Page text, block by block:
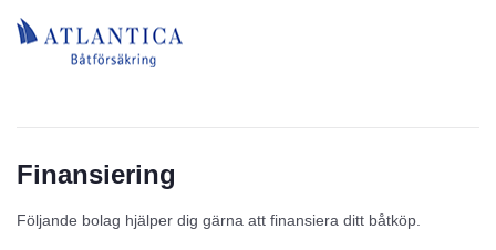
Finansiering
Följande bolag hjälper dig gärna att finansiera ditt båtköp.